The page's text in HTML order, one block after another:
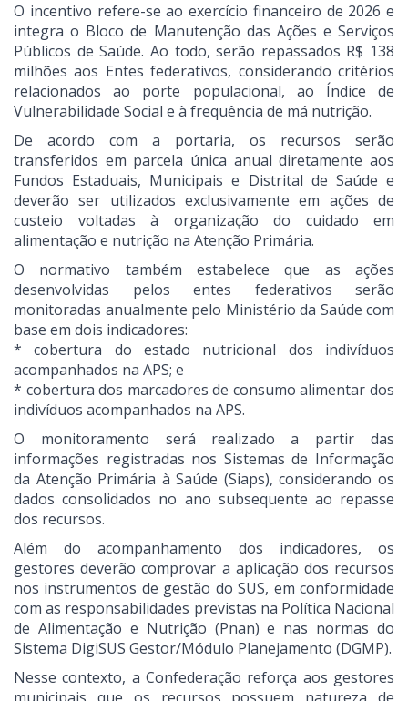
O incentivo refere-se ao exercício financeiro de 2026 e
integra o Bloco de Manutenção das Ações e Serviços
Públicos de Saúde. Ao todo, serão repassados R$ 138
milhões aos Entes federativos, considerando critérios
relacionados ao porte populacional, ao Índice de
Vulnerabilidade Social e à frequência de má nutrição.
De acordo com a portaria, os recursos serão
transferidos em parcela única anual diretamente aos
Fundos Estaduais, Municipais e Distrital de Saúde e
deverão ser utilizados exclusivamente em ações de
custeio voltadas à organização do cuidado em
alimentação e nutrição na Atenção Primária.
O normativo também estabelece que as ações
desenvolvidas pelos entes federativos serão
monitoradas anualmente pelo Ministério da Saúde com
base em dois indicadores:
* cobertura do estado nutricional dos indivíduos
acompanhados na APS; e
* cobertura dos marcadores de consumo alimentar dos
indivíduos acompanhados na APS.
O monitoramento será realizado a partir das
informações registradas nos Sistemas de Informação
da Atenção Primária à Saúde (Siaps), considerando os
dados consolidados no ano subsequente ao repasse
dos recursos.
Além do acompanhamento dos indicadores, os
gestores deverão comprovar a aplicação dos recursos
nos instrumentos de gestão do SUS, em conformidade
com as responsabilidades previstas na Política Nacional
de Alimentação e Nutrição (Pnan) e nas normas do
Sistema DigiSUS Gestor/Módulo Planejamento (DGMP).
Nesse contexto, a Confederação reforça aos gestores